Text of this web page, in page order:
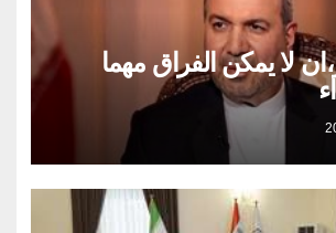
لا يمكن الفراق مهما